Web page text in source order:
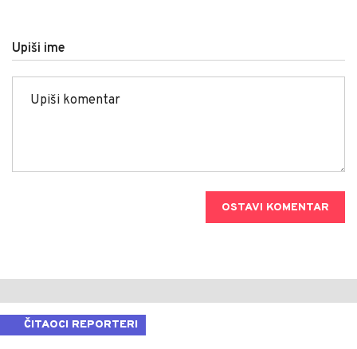
Upiši ime
OSTAVI KOMENTAR
ČITAOCI REPORTERI